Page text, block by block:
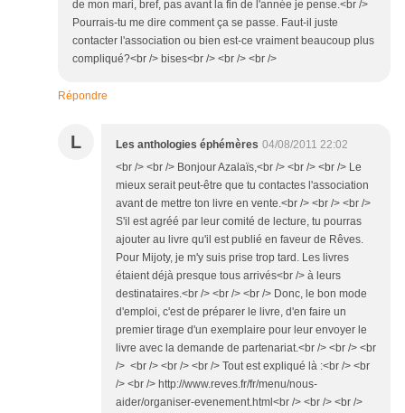
de mon mari, bref, pas avant la fin de l'année je pense.<br />
Pourrais-tu me dire comment ça se passe. Faut-il juste
contacter l'association ou bien est-ce vraiment beaucoup plus
compliqué?<br /> bises<br /> <br /> <br />
Répondre
L Les anthologies éphémères 04/08/2011 22:02
<br /> <br /> Bonjour Azalaïs,<br /> <br /> <br /> Le
mieux serait peut-être que tu contactes l'association
avant de mettre ton livre en vente.<br /> <br /> <br />
S'il est agréé par leur comité de lecture, tu pourras
ajouter au livre qu'il est publié en faveur de Rêves.
Pour Mijoty, je m'y suis prise trop tard. Les livres
étaient déjà presque tous arrivés<br /> à leurs
destinataires.<br /> <br /> <br /> Donc, le bon mode
d'emploi, c'est de préparer le livre, d'en faire un
premier tirage d'un exemplaire pour leur envoyer le
livre avec la demande de partenariat.<br /> <br /> <br
/> <br /> <br /> <br /> Tout est expliqué là :<br /> <br
/> <br /> http://www.reves.fr/fr/menu/nous-
aider/organiser-evenement.html<br /> <br /> <br />